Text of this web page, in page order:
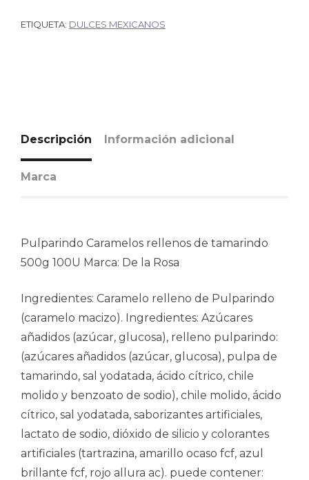
ETIQUETA: DULCES MEXICANOS
Descripción Información adicional
Marca
Pulparindo Caramelos rellenos de tamarindo
500g 100U Marca: De la Rosa
Ingredientes: Caramelo relleno de Pulparindo
(caramelo macizo). Ingredientes: Azúcares
añadidos (azúcar, glucosa), relleno pulparindo:
(azúcares añadidos (azúcar, glucosa), pulpa de
tamarindo, sal yodatada, ácido cítrico, chile
molido y benzoato de sodio), chile molido, ácido
cítrico, sal yodatada, saborizantes artificiales,
lactato de sodio, dióxido de silicio y colorantes
artificiales (tartrazina, amarillo ocaso fcf, azul
brillante fcf, rojo allura ac). puede contener: